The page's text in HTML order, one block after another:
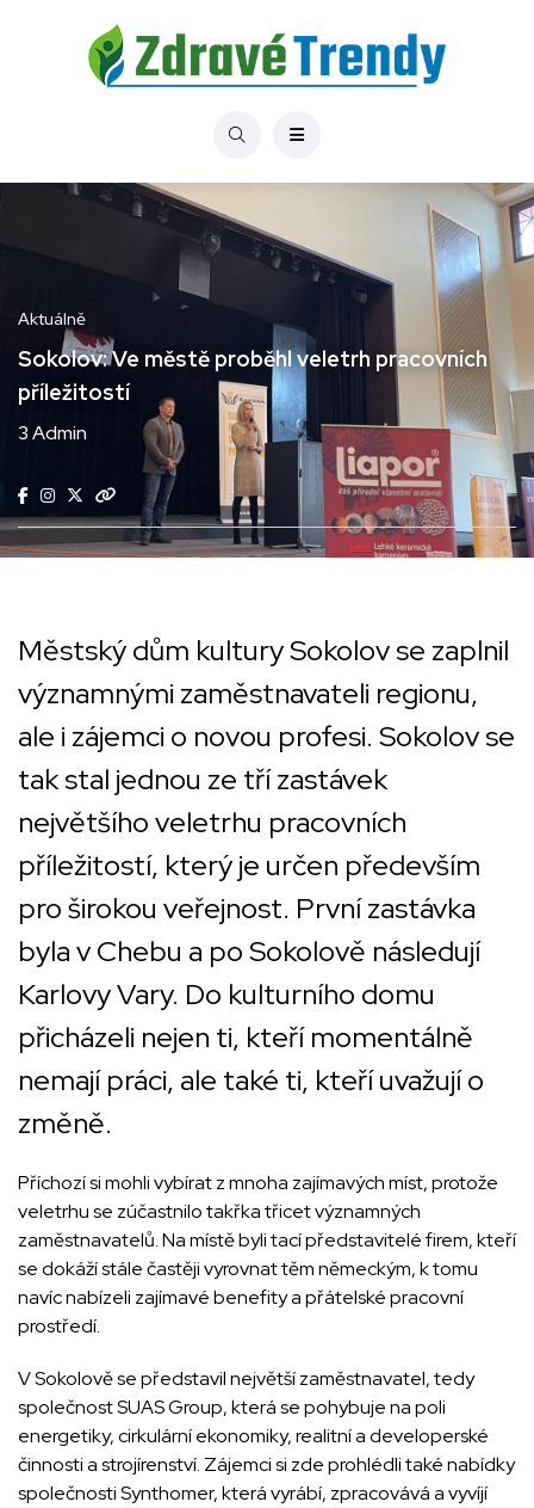
Aktuálně
Sokolov: Ve městě proběhl veletrh pracovních
příležitostí
3 Admin
Městský dům kultury Sokolov se zaplnil
významnými zaměstnavateli regionu,
ale i zájemci o novou profesi. Sokolov se
tak stal jednou ze tří zastávek
největšího veletrhu pracovních
příležitostí, který je určen především
pro širokou veřejnost. První zastávka
byla v Chebu a po Sokolově následují
Karlovy Vary. Do kulturního domu
přicházeli nejen ti, kteří momentálně
nemají práci, ale také ti, kteří uvažují o
změně.
Příchozí si mohli vybírat z mnoha zajímavých míst, protože
veletrhu se zúčastnilo takřka třicet významných
zaměstnavatelů. Na místě byli tací představitelé firem, kteří
se dokáží stále častěji vyrovnat těm německým, k tomu
navíc nabízeli zajímavé benefity a přátelské pracovní
prostředí.
V Sokolově se představil největší zaměstnavatel, tedy
společnost SUAS Group, která se pohybuje na poli
energetiky, cirkulární ekonomiky, realitní a developerské
činnosti a strojírenství. Zájemci si zde prohlédli také nabídky
společnosti Synthomer, která vyrábí, zpracovává a vyvíjí